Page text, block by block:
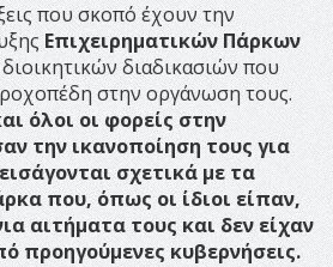
που σκοπό έχουν την
Επιχειρηματικών Πάρκων
διαδικασιών που
στην οργάνωση τους.
όλοι οι φορείς στην
την ικανοποίηση τους για
σχετικά με τα
που, όπως οι ίδιοι είπαν,
αιτήματα τους και δεν είχαν
προηγούμενες κυβερνήσεις.